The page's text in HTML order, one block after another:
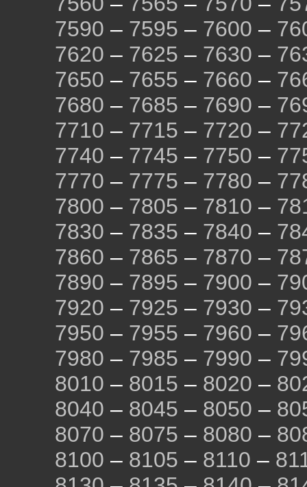
7590 – 7595 – 7600 –
7620 – 7625 – 7630 –
7650 – 7655 – 7660 –
7680 – 7685 – 7690 –
7710 – 7715 – 7720 –
7740 – 7745 – 7750 –
7770 – 7775 – 7780 –
7800 – 7805 – 7810 –
7830 – 7835 – 7840 –
7860 – 7865 – 7870 –
7890 – 7895 – 7900 –
7920 – 7925 – 7930 –
7950 – 7955 – 7960 –
7980 – 7985 – 7990 –
8010 – 8015 – 8020 –
8040 – 8045 – 8050 –
8070 – 8075 – 8080 –
8100 – 8105 – 8110 –